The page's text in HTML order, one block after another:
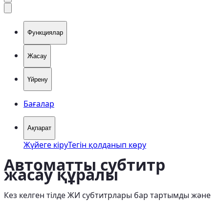
Функциялар
Жасау
Үйрену
Бағалар
Ақпарат
Жүйеге кіруТегін қолданып көру
Автоматты субтитр
жасау құралы
Кез келген тілде ЖИ субтитрлары бар тартымды және